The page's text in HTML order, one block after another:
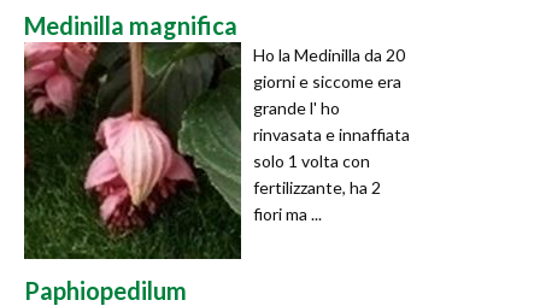
Medinilla magnifica
Ho la Medinilla da 20
giorni e siccome era
grande l' ho
rinvasata e innaffiata
solo 1 volta con
fertilizzante, ha 2
fiori ma ...
Paphiopedilum